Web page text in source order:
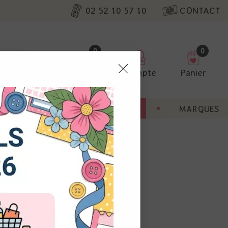
02 52 10 57 10 CONTACT
0
Compte
0
Panier
BONNES AFFAIRES MARQUES
pinces, agrafes
nos
non
Vous
à droite